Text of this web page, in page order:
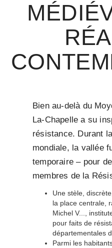
Bien au-delà du
La-Chapelle a su
résistance. Durant
mondiale, la vallée
temporaire – pour
membres de la
Une stèle,
la place centrale,
Michel V...,
pour faits de
départementales
Parmi les